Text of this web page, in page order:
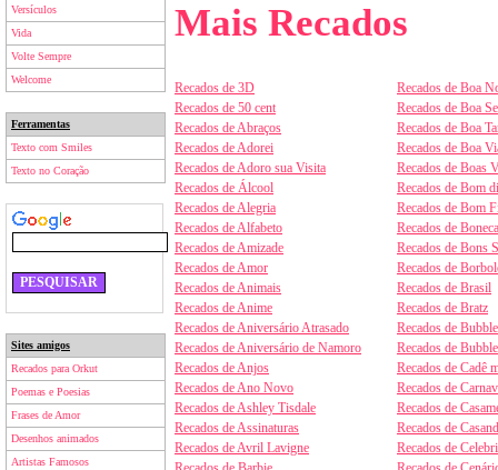
Versículos
Vida
Volte Sempre
Welcome
Ferramentas
Texto com Smiles
Texto no Coração
Sites amigos
Recados para Orkut
Poemas e Poesias
Frases de Amor
Desenhos animados
Artistas Famosos
Mais Recados
Recados de 3D
Recados de 50 cent
Recados de Abraços
Recados de Adorei
Recados de Adoro sua Visita
Recados de Álcool
Recados de Alegria
Recados de Alfabeto
Recados de Amizade
Recados de Amor
Recados de Animais
Recados de Anime
Recados de Aniversário Atrasado
Recados de Aniversário de Namoro
Recados de Anjos
Recados de Ano Novo
Recados de Ashley Tisdale
Recados de Assinaturas
Recados de Avril Lavigne
Recados de Boa
Recados de Boa
Recados de Boa
Recados de Boa
Recados de Boas
Recados de Bom
Recados de Bom
Recados de
Recados de Bons
Recados de
Recados de Brasil
Recados de Bratz
Recados de
Recados de
Recados de Cadê
Recados de
Recados de
Recados de
Recados de